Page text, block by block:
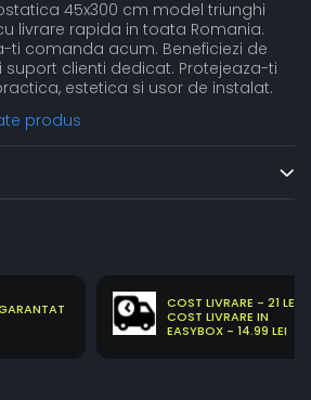
45x300 cm model triunghi
livrare rapida in toata Romania.
ti comanda acum. Beneficiezi de
suport clienti dedicat. Protejeaza-ti
estetica si usor de instalat.
produs
COST LIVRARE - 21 LEI
COST LIVRARE IN
EASYBOX - 14.99 LEI